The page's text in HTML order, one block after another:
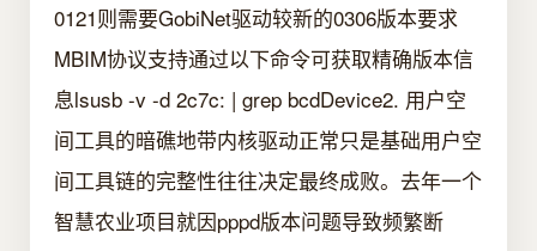
0121则需要GobiNet驱动较新的0306版本要求
MBIM协议支持通过以下命令可获取精确版本信
息lsusb -v -d 2c7c: | grep bcdDevice2. 用户空
间工具的暗礁地带内核驱动正常只是基础用户空
间工具链的完整性往往决定最终成败。去年一个
智慧农业项目就因pppd版本问题导致频繁断